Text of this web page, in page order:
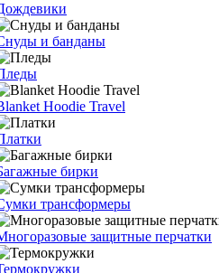
и банданы
Hoodie Travel
бирки
трансформеры
защитные перчатки